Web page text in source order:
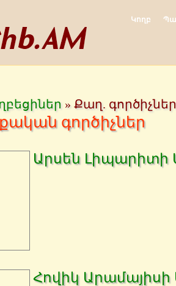
Կողբ
» Քաղ. գործիչներ
գործիչներ
Արսեն Լիպարիտի
Հովիկ Արամայիսի